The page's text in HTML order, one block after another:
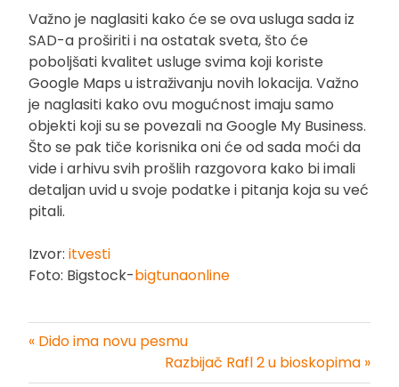
Važno je naglasiti kako će se ova usluga sada iz
SAD-a proširiti i na ostatak sveta, što će
poboljšati kvalitet usluge svima koji koriste
Google Maps u istraživanju novih lokacija. Važno
je naglasiti kako ovu mogućnost imaju samo
objekti koji su se povezali na Google My Business.
Što se pak tiče korisnika oni će od sada moći da
vide i arhivu svih prošlih razgovora kako bi imali
detaljan uvid u svoje podatke i pitanja koja su već
pitali.
Izvor: itvesti
Foto: Bigstock-bigtunaonline
« Dido ima novu pesmu
Razbijač Rafl 2 u bioskopima »